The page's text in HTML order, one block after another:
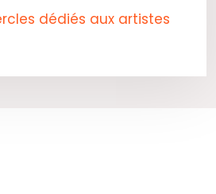
dédiés aux artistes